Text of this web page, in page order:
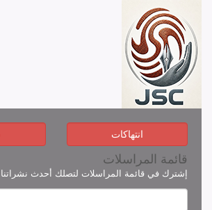
انتهاكات
قائمة المراسلات
إشترك في قائمة المراسلات لتصلك أحدث نشراتنا